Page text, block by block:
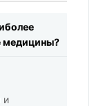
медицины?
и